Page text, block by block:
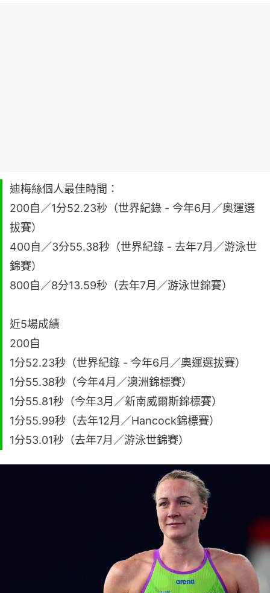
迪梅絲個人最佳時間：
200自／1分52.23秒（世界紀錄 - 今年6月／奧運選
拔賽）
400自／3分55.38秒（世界紀錄 - 去年7月／游泳世
錦賽）
800自／8分13.59秒（去年7月／游泳世錦賽）
近5場成績
200自
1分52.23秒（世界紀錄 - 今年6月／奧運選拔賽）
1分55.38秒（今年4月／澳洲錦標賽）
1分55.81秒（今年3月／新南威爾斯錦標賽）
1分55.99秒（去年12月／Hancock錦標賽）
1分53.01秒（去年7月／游泳世錦賽）